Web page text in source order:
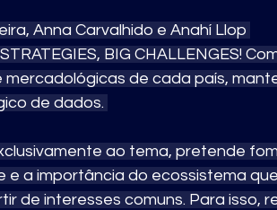
Anna Carvalhido e Anahí Llop
BIG CHALLENGES!
de cada país,
de dados.
ao tema, pretende
e a importância do ecossistema que
de interesses comuns. Para isso,